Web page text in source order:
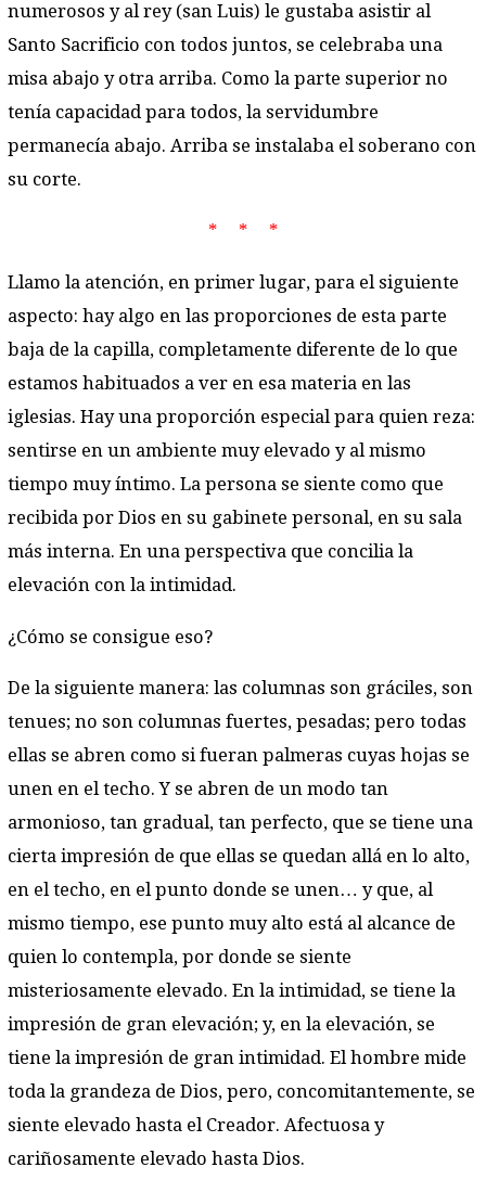
numerosos y al rey (san Luis) le gustaba asistir al
Santo Sacrificio con todos juntos, se celebraba una
misa abajo y otra arriba. Como la parte superior no
tenía capacidad para todos, la servidumbre
permanecía abajo. Arriba se instalaba el soberano con
su corte.
* * *
Llamo la atención, en primer lugar, para el siguiente
aspecto: hay algo en las proporciones de esta parte
baja de la capilla, completamente diferente de lo que
estamos habituados a ver en esa materia en las
iglesias. Hay una proporción especial para quien reza:
sentirse en un ambiente muy elevado y al mismo
tiempo muy íntimo. La persona se siente como que
recibida por Dios en su gabinete personal, en su sala
más interna. En una perspectiva que concilia la
elevación con la intimidad.
¿Cómo se consigue eso?
De la siguiente manera: las columnas son gráciles, son
tenues; no son columnas fuertes, pesadas; pero todas
ellas se abren como si fueran palmeras cuyas hojas se
unen en el techo. Y se abren de un modo tan
armonioso, tan gradual, tan perfecto, que se tiene una
cierta impresión de que ellas se quedan allá en lo alto,
en el techo, en el punto donde se unen… y que, al
mismo tiempo, ese punto muy alto está al alcance de
quien lo contempla, por donde se siente
misteriosamente elevado. En la intimidad, se tiene la
impresión de gran elevación; y, en la elevación, se
tiene la impresión de gran intimidad. El hombre mide
toda la grandeza de Dios, pero, concomitantemente, se
siente elevado hasta el Creador. Afectuosa y
cariñosamente elevado hasta Dios.